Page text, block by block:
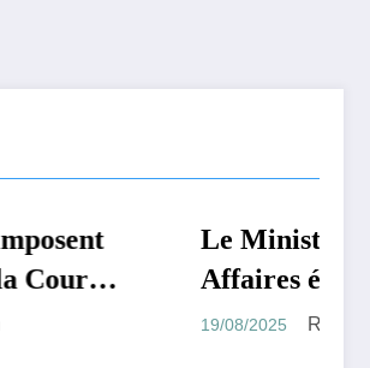
Ministre belge des
étrangères
Prévot effectue
08/2025